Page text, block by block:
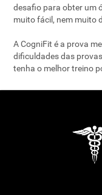
desafio para obter um
muito fácil, nem muito
A CogniFit é a prova
dificuldades das
tenha o melhor treino